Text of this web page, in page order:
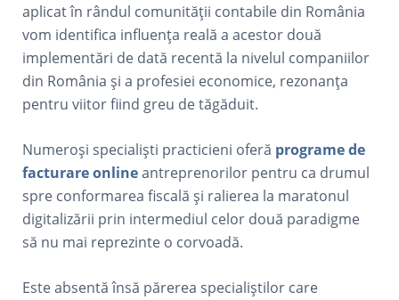
aplicat în rândul comunității contabile din România
vom identifica influența reală a acestor două
implementări de dată recentă la nivelul companiilor
din România și a profesiei economice, rezonanța
pentru viitor fiind greu de tăgăduit.
Numeroși specialiști practicieni oferă programe de
facturare onlineantreprenorilor pentru ca drumul
spre conformarea fiscală și ralierea la maratonul
digitalizării prin intermediul celor două paradigme
să nu mai reprezinte o corvoadă.
Este absentă însă părerea specialiștilor care